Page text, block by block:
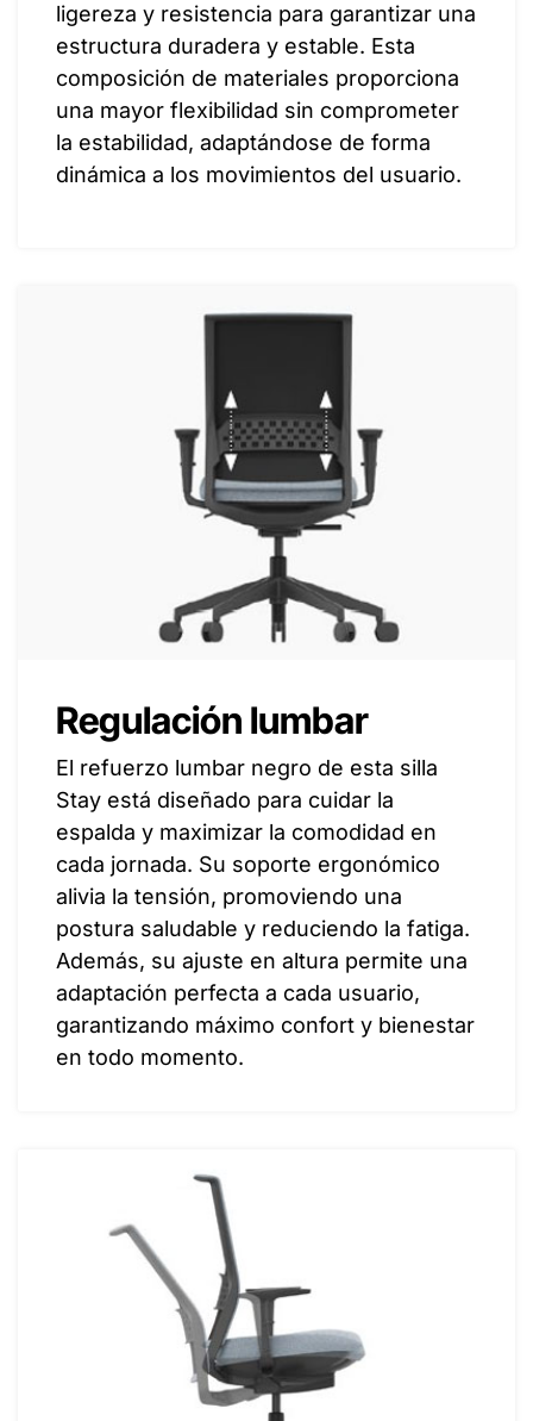
ligereza y resistencia para garantizar una
estructura duradera y estable. Esta
composición de materiales proporciona
una mayor flexibilidad sin comprometer
la estabilidad, adaptándose de forma
dinámica a los movimientos del usuario.
Regulación lumbar
El refuerzo lumbar negro de esta silla
Stay está diseñado para cuidar la
espalda y maximizar la comodidad en
cada jornada. Su soporte ergonómico
alivia la tensión, promoviendo una
postura saludable y reduciendo la fatiga.
Además, su ajuste en altura permite una
adaptación perfecta a cada usuario,
garantizando máximo confort y bienestar
en todo momento.